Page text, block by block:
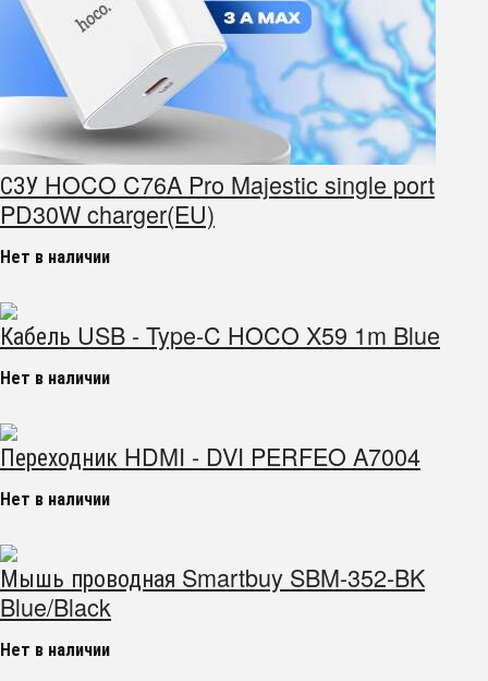
СЗУ HOCO C76A Pro Majestic single port
PD30W charger(EU)
Нет в наличии
Кабель USB - Type-C HOCO X59 1m Blue
Нет в наличии
Переходник HDMI - DVI PERFEO A7004
Нет в наличии
Мышь проводная Smartbuy SBM-352-BK
Blue/Black
Нет в наличии